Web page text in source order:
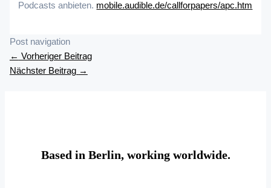
Podcasts anbieten. mobile.audible.de/callforpapers/apc.htm
Post navigation
← Vorheriger Beitrag
Nächster Beitrag →
Based in Berlin, working worldwide.